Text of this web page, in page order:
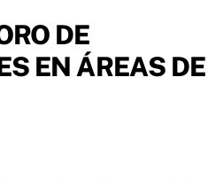
DE
EN ÁREAS DE